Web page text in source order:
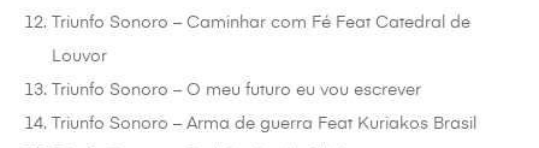
Triunfo Sonoro – Caminhar com Fé Feat Catedral de
Louvor
Triunfo Sonoro – O meu futuro eu vou escrever
Triunfo Sonoro – Arma de guerra Feat Kuriakos Brasil